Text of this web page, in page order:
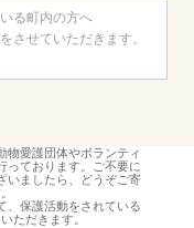
る町内の方へ
させていただきます。
物愛護団体やボランティ
っております。ご不要に
いましたら、どうぞご寄
、保護活動をされている
ただきます。